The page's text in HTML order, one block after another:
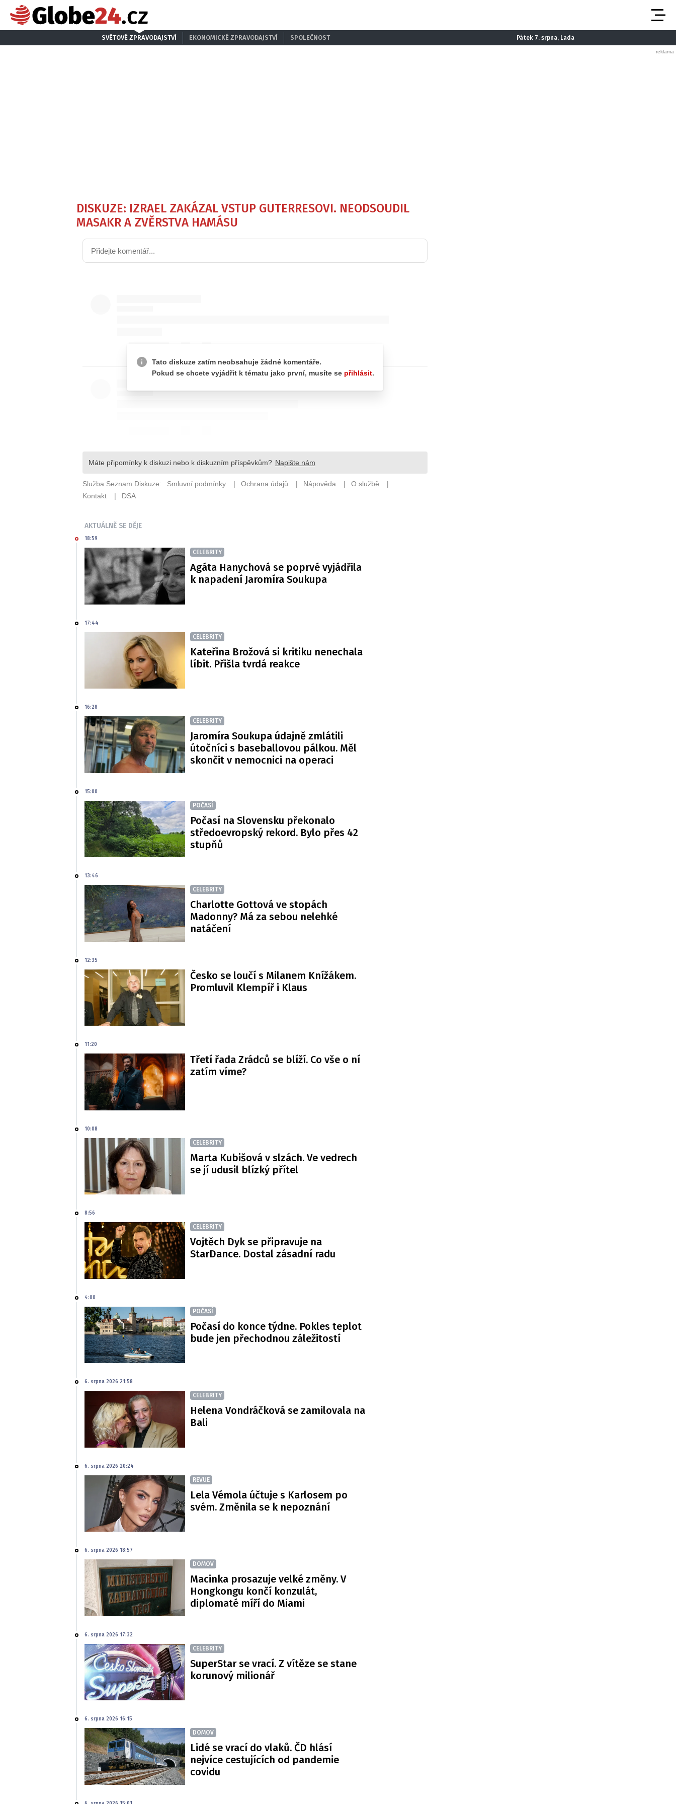
SVĚTOVÉ ZPRAVODAJSTVÍ EKONOMICKÉ ZPRAVODAJSTVÍ SPOLEČNOST Pátek 7. srpna, Lada
DISKUZE: IZRAEL ZAKÁZAL VSTUP GUTERRESOVI. NEODSOUDIL
MASAKR A ZVĚRSTVA HAMÁSU
AKTUÁLNĚ SE DĚJE
18:59
CELEBRITY
Agáta Hanychová se poprvé vyjádřila
k napadení Jaromíra Soukupa
17:44
CELEBRITY
Kateřina Brožová si kritiku nenechala
líbit. Přišla tvrdá reakce
16:28
CELEBRITY
Jaromíra Soukupa údajně zmlátili
útočníci s baseballovou pálkou. Měl
skončit v nemocnici na operaci
15:00
POČASÍ
Počasí na Slovensku překonalo
středoevropský rekord. Bylo přes 42
stupňů
13:46
CELEBRITY
Charlotte Gottová ve stopách
Madonny? Má za sebou nelehké
natáčení
12:35
Česko se loučí s Milanem Knížákem.
Promluvil Klempíř i Klaus
11:20
Třetí řada Zrádců se blíží. Co vše o ní
zatím víme?
10:08
CELEBRITY
Marta Kubišová v slzách. Ve vedrech
se jí udusil blízký přítel
8:56
CELEBRITY
Vojtěch Dyk se připravuje na
StarDance. Dostal zásadní radu
4:00
POČASÍ
Počasí do konce týdne. Pokles teplot
bude jen přechodnou záležitostí
6. srpna 2026 21:58
CELEBRITY
Helena Vondráčková se zamilovala na
Bali
6. srpna 2026 20:24
REVUE
Lela Vémola účtuje s Karlosem po
svém. Změnila se k nepoznání
6. srpna 2026 18:57
DOMOV
Macinka prosazuje velké změny. V
Hongkongu končí konzulát,
diplomaté míří do Miami
6. srpna 2026 17:32
CELEBRITY
SuperStar se vrací. Z vítěze se stane
korunový milionář
6. srpna 2026 16:15
DOMOV
Lidé se vrací do vlaků. ČD hlásí
nejvíce cestujících od pandemie
covidu